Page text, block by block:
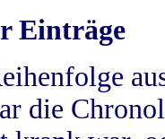
Einträge
die